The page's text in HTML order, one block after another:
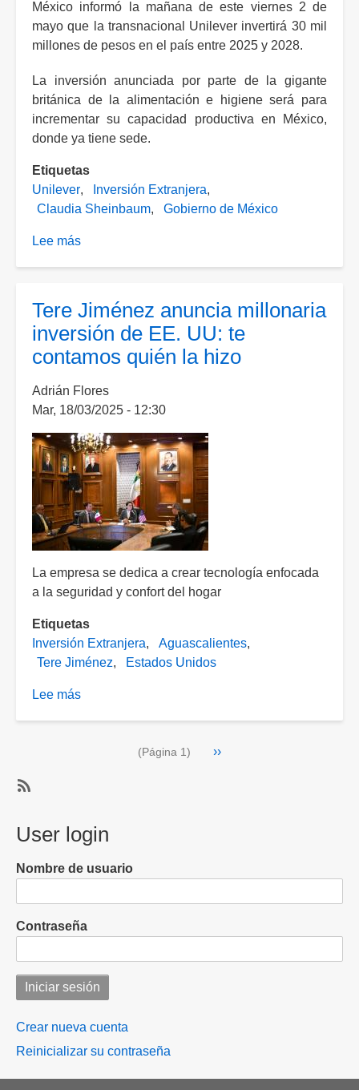
México informó la mañana de este viernes 2 de
mayo que la transnacional Unilever invertirá 30 mil
millones de pesos en el país entre 2025 y 2028.
La inversión anunciada por parte de la gigante
británica de la alimentación e higiene será para
incrementar su capacidad productiva en México,
donde ya tiene sede.
Etiquetas
Unilever
Inversión Extranjera
Claudia Sheinbaum
Gobierno de México
Lee más
inversión
de
30
mil
en
México:
será
entre
2025
y
2028
Tere Jiménez anuncia millonaria
inversión de EE. UU: te
contamos quién la hizo
Adrián Flores
Mar, 18/03/2025 - 12:30
La empresa se dedica a crear tecnología enfocada
a la seguridad y confort del hogar
Etiquetas
Inversión Extranjera
Aguascalientes
Tere Jiménez
Estados Unidos
Lee más
EE.
UU:
te
quién
la
(Página 1)
Siguiente
››
a
Inversión
Extranjera
User login
Nombre de usuario
Contraseña
Crear nueva cuenta
Reinicializar su contraseña